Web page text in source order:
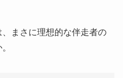
まさに理想的な伴走者の